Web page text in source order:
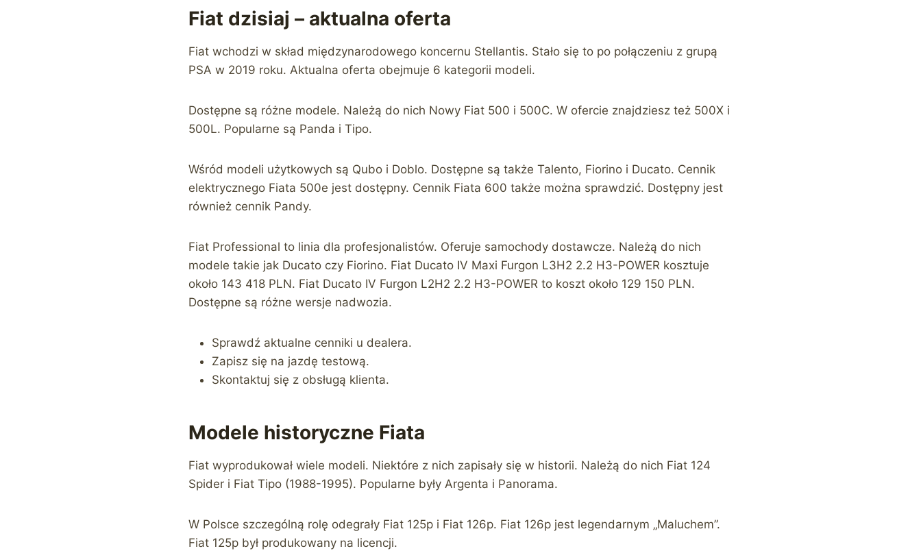
Fiat dzisiaj – aktualna oferta
Fiat wchodzi w skład międzynarodowego koncernu Stellantis. Stało się to po połączeniu z grupą
PSA w 2019 roku. Aktualna oferta obejmuje 6 kategorii modeli.
Dostępne są różne modele. Należą do nich Nowy Fiat 500 i 500C. W ofercie znajdziesz też 500X i
500L. Popularne są Panda i Tipo.
Wśród modeli użytkowych są Qubo i Doblo. Dostępne są także Talento, Fiorino i Ducato. Cennik
elektrycznego Fiata 500e jest dostępny. Cennik Fiata 600 także można sprawdzić. Dostępny jest
również cennik Pandy.
Fiat Professional to linia dla profesjonalistów. Oferuje samochody dostawcze. Należą do nich
modele takie jak Ducato czy Fiorino. Fiat Ducato IV Maxi Furgon L3H2 2.2 H3-POWER kosztuje
około 143 418 PLN. Fiat Ducato IV Furgon L2H2 2.2 H3-POWER to koszt około 129 150 PLN.
Dostępne są różne wersje nadwozia.
Sprawdź aktualne cenniki u dealera.
Zapisz się na jazdę testową.
Skontaktuj się z obsługą klienta.
Modele historyczne Fiata
Fiat wyprodukował wiele modeli. Niektóre z nich zapisały się w historii. Należą do nich Fiat 124
Spider i Fiat Tipo (1988-1995). Popularne były Argenta i Panorama.
W Polsce szczególną rolę odegrały Fiat 125p i Fiat 126p. Fiat 126p jest legendarnym „Maluchem”.
Fiat 125p był produkowany na licencji.